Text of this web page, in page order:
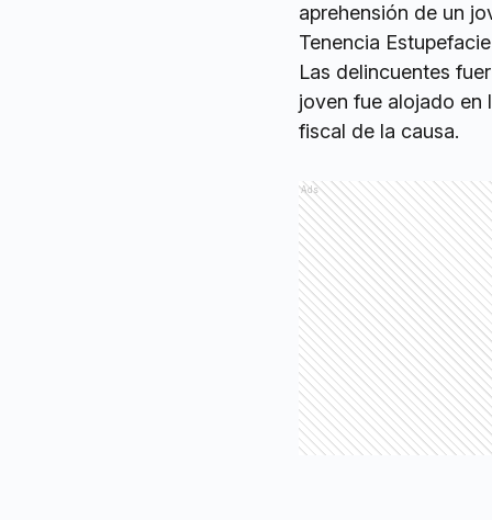
aprehensión de un
Tenencia
Las delincuentes
joven fue alojado en
fiscal de la causa.
Ads